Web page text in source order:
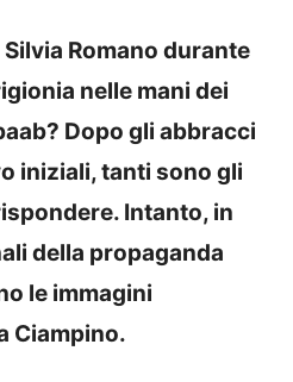
Romano durante
nelle mani dei
Dopo gli abbracci
iniziali, tanti sono gli
Intanto, in
della propaganda
le immagini
Ciampino.